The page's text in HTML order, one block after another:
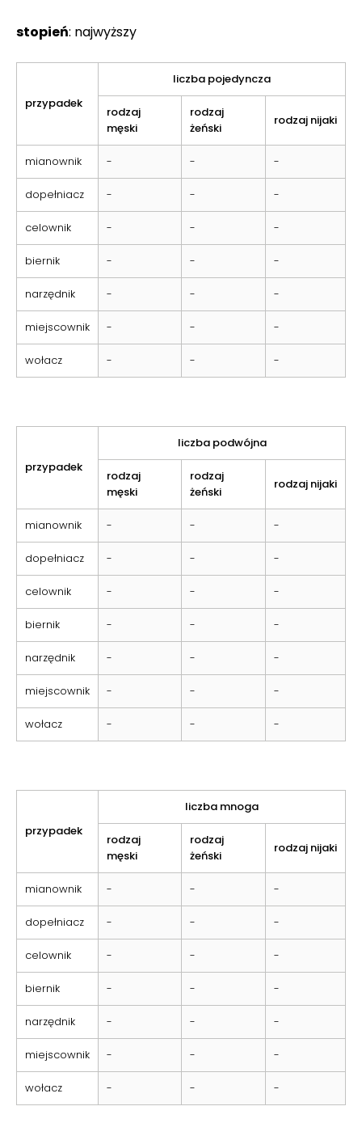
stopień: najwyższy
przypadek
liczba pojedyncza
rodzaj
męski
rodzaj
żeński
rodzaj nijaki
mianownik - - -
dopełniacz - - -
celownik - - -
biernik - - -
narzędnik - - -
miejscownik - - -
wołacz - - -
przypadek
liczba podwójna
rodzaj
męski
rodzaj
żeński
rodzaj nijaki
mianownik - - -
dopełniacz - - -
celownik - - -
biernik - - -
narzędnik - - -
miejscownik - - -
wołacz - - -
przypadek
liczba mnoga
rodzaj
męski
rodzaj
żeński
rodzaj nijaki
mianownik - - -
dopełniacz - - -
celownik - - -
biernik - - -
narzędnik - - -
miejscownik - - -
wołacz - - -